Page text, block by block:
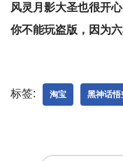
风灵月影大圣也很开
你不能玩盗版，因为
标签: 淘宝 黑神话悟